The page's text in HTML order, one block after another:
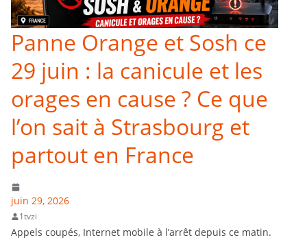
Panne Orange et Sosh ce
29 juin : la canicule et les
orages en cause ? Ce que
l’on sait à Strasbourg et
partout en France
juin 29, 2026
1tvzi
Appels coupés, Internet mobile à l’arrêt depuis ce matin.